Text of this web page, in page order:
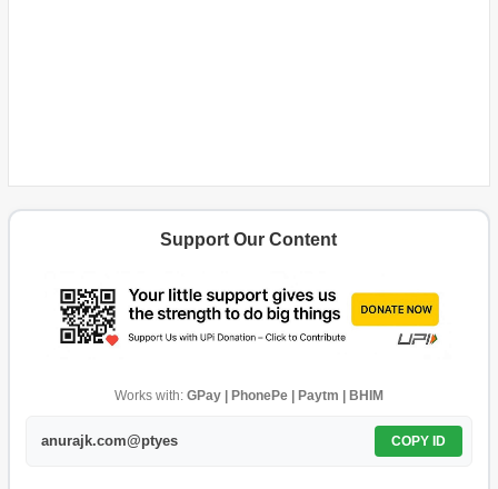
Support Our Content
Works with: GPay | PhonePe | Paytm | BHIM
anurajk.com@ptyes COPY ID